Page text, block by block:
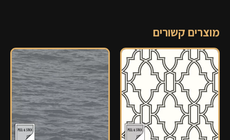
מוצרים קשורים